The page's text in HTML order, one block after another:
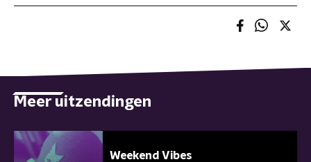
Meer uitzendingen
Weekend Vibes